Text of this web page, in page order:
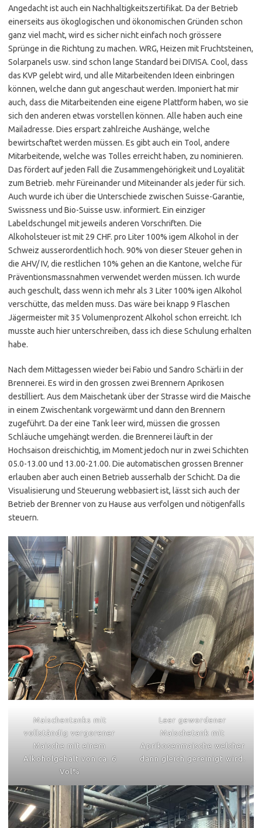
Angedacht ist auch ein Nachhaltigkeitszertifikat. Da der Betrieb
einerseits aus ökoglogischen und ökonomischen Gründen schon
ganz viel macht, wird es sicher nicht einfach noch grössere
Sprünge in die Richtung zu machen. WRG, Heizen mit Fruchtsteinen,
Solarpanels usw. sind schon lange Standard bei DIVISA. Cool, dass
das KVP gelebt wird, und alle Mitarbeitenden Ideen einbringen
können, welche dann gut angeschaut werden. Imponiert hat mir
auch, dass die Mitarbeitenden eine eigene Plattform haben, wo sie
sich den anderen etwas vorstellen können. Alle haben auch eine
Mailadresse. Dies erspart zahlreiche Aushänge, welche
bewirtschaftet werden müssen. Es gibt auch ein Tool, andere
Mitarbeitende, welche was Tolles erreicht haben, zu nominieren.
Das fördert auf jeden Fall die Zusammengehörigkeit und Loyalität
zum Betrieb. mehr Füreinander und Miteinander als jeder für sich.
Auch wurde ich über die Unterschiede zwischen Suisse-Garantie,
Swissness und Bio-Suisse usw. informiert. Ein einziger
Labeldschungel mit jeweils anderen Vorschriften. Die
Alkoholsteuer ist mit 29 CHF. pro Liter 100% igem Alkohol in der
Schweiz ausserordentlich hoch. 90% von dieser Steuer gehen in
die AHV/ IV, die restlichen 10% gehen an die Kantone, welche für
Präventionsmassnahmen verwendet werden müssen. Ich wurde
auch geschult, dass wenn ich mehr als 3 Liter 100% igen Alkohol
verschütte, das melden muss. Das wäre bei knapp 9 Flaschen
Jägermeister mit 35 Volumenprozent Alkohol schon erreicht. Ich
musste auch hier unterschreiben, dass ich diese Schulung erhalten
habe.
Nach dem Mittagessen wieder bei Fabio und Sandro Schärli in der
Brennerei. Es wird in den grossen zwei Brennern Aprikosen
destilliert. Aus dem Maischetank über der Strasse wird die Maische
in einem Zwischentank vorgewärmt und dann den Brennern
zugeführt. Da der eine Tank leer wird, müssen die grossen
Schläuche umgehängt werden. die Brennerei läuft in der
Hochsaison dreischichtig, im Moment jedoch nur in zwei Schichten
05.0-13.00 und 13.00-21.00. Die automatischen grossen Brenner
erlauben aber auch einen Betrieb ausserhalb der Schicht. Da die
Visualisierung und Steuerung webbasiert ist, lässt sich auch der
Betrieb der Brenner von zu Hause aus verfolgen und nötigenfalls
steuern.
Maischentanks mit
vollständig vergorener
Maische mit einem
Alkoholgehalt von ca. 6
Vol%
Leer gewordener
Maischetank mit
Aprikosenmaische welcher
dann gleich gereinigt wird.